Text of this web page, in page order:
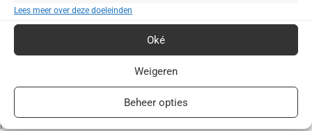
Lees meer over deze doeleinden
Oké
Weigeren
Beheer opties
Biomimetische Epidermale Groeifactor (EGF):
signaleringsroutes voor verbeterde eiwitsynthese en celregeneratie, wat
resulteert in een stevigere huid en een verbeterde huidstructuur.
Het BIOGEN PLANT EXTRACT beschermt je huid tegen schadelijke
milieu-invloeden en vrije radicalen. Dit extract, afkomstig van 8 krachtige
planten en meer dan zes decennia lang onderzocht, revitaliseert je huid